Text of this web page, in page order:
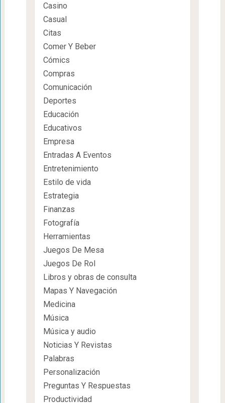
Casino
Casual
Citas
Comer Y Beber
Cómics
Compras
Comunicación
Deportes
Educación
Educativos
Empresa
Entradas A Eventos
Entretenimiento
Estilo de vida
Estrategia
Finanzas
Fotografía
Herramientas
Juegos De Mesa
Juegos De Rol
Libros y obras de consulta
Mapas Y Navegación
Medicina
Música
Música y audio
Noticias Y Revistas
Palabras
Personalización
Preguntas Y Respuestas
Productividad